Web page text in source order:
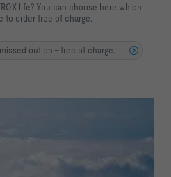
life? You can choose here which
to order free of charge.
out on - free of charge.